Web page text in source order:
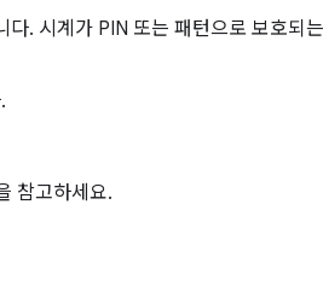
다. 시계가 PIN 또는 패턴으로 보호되
참고하세요.